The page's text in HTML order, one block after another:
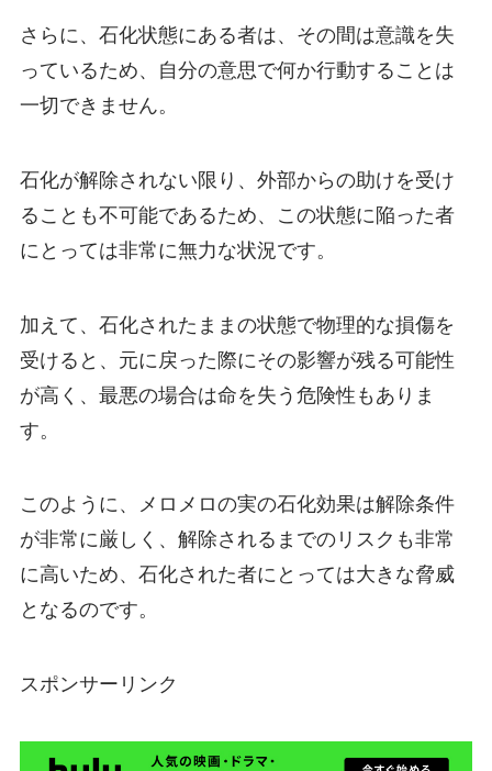
さらに、石化状態にある者は、その間は意識を失
っているため、自分の意思で何か行動することは
一切できません。
石化が解除されない限り、外部からの助けを受け
ることも不可能であるため、この状態に陥った者
にとっては非常に無力な状況です。
加えて、石化されたままの状態で物理的な損傷を
受けると、元に戻った際にその影響が残る可能性
が高く、最悪の場合は命を失う危険性もありま
す。
このように、メロメロの実の石化効果は解除条件
が非常に厳しく、解除されるまでのリスクも非常
に高いため、石化された者にとっては大きな脅威
となるのです。
スポンサーリンク